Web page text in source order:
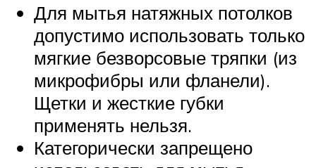
Для мытья натяжных потолков
допустимо использовать только
мягкие безворсовые тряпки (из
микрофибры или фланели).
Щетки и жесткие губки
применять нельзя.
Категорически запрещено